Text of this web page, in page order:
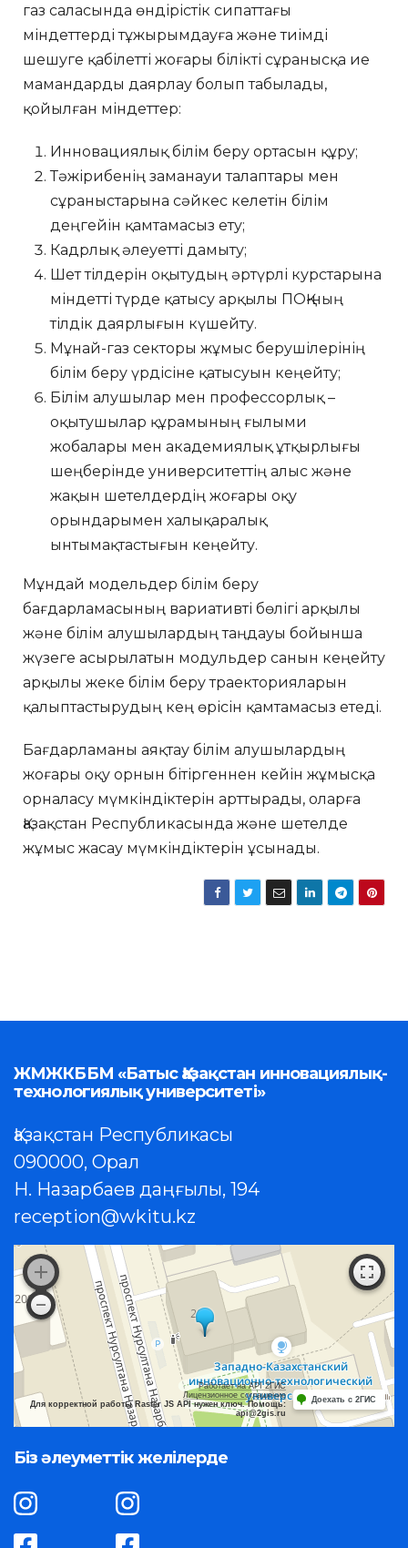
газ саласында өндірістік сипаттағы
міндеттерді тұжырымдауға және тиімді
шешуге қабілетті жоғары білікті сұранысқа ие
мамандарды даярлау болып табылады,
қойылған міндеттер:
Инновациялық білім беру ортасын құру;
Тәжірибенің заманауи талаптары мен
сұраныстарына сәйкес келетін білім
деңгейін қамтамасыз ету;
Кадрлық әлеуетті дамыту;
Шет тілдерін оқытудың әртүрлі курстарына
міндетті түрде қатысу арқылы ПОҚ-ның
тілдік даярлығын күшейту.
Мұнай-газ секторы жұмыс берушілерінің
білім беру үрдісіне қатысуын кеңейту;
Білім алушылар мен профессорлық –
оқытушылар құрамының ғылыми
жобалары мен академиялық ұтқырлығы
шеңберінде университеттің алыс және
жақын шетелдердің жоғары оқу
орындарымен халықаралық
ынтымақтастығын кеңейту.
Мұндай модельдер білім беру
бағдарламасының вариативті бөлігі арқылы
және білім алушылардың таңдауы бойынша
жүзеге асырылатын модульдер санын кеңейту
арқылы жеке білім беру траекторияларын
қалыптастырудың кең өрісін қамтамасыз етеді.
Бағдарламаны аяқтау білім алушылардың
жоғары оқу орнын бітіргеннен кейін жұмысқа
орналасу мүмкіндіктерін арттырады, оларға
Қазақстан Республикасында және шетелде
жұмыс жасау мүмкіндіктерін ұсынады.
ЖМЖКББМ «Батыс Қазақстан инновациялық-
технологиялық университеті»
Қазақстан Республикасы
090000, Орал
Н. Назарбаев даңғылы, 194
reception@wkitu.kz
Работает на API 2ГИС
Лицензионное соглашение
Для корректной работы Raster JS API нужен ключ. Помощь:
api@2gis.ru
Доехать с 2ГИС
Біз әлеуметтік желілерде